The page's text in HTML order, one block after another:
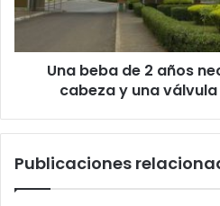
o
Una beba de 2 años
cabeza y una válvula
Publicaciones